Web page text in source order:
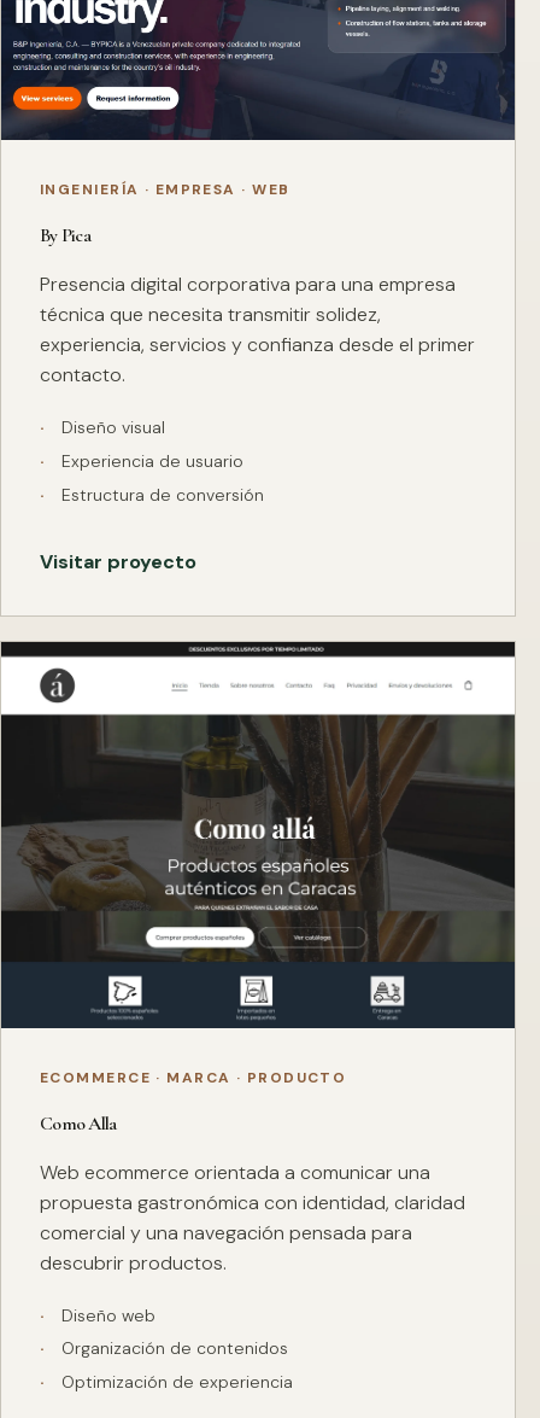
INGENIERÍA · EMPRESA · WEB
By Pica
Presencia digital corporativa para una empresa
técnica que necesita transmitir solidez,
experiencia, servicios y confianza desde el primer
contacto.
Diseño visual
Experiencia de usuario
Estructura de conversión
Visitar proyecto
ECOMMERCE · MARCA · PRODUCTO
Como Alla
Web ecommerce orientada a comunicar una
propuesta gastronómica con identidad, claridad
comercial y una navegación pensada para
descubrir productos.
Diseño web
Organización de contenidos
Optimización de experiencia